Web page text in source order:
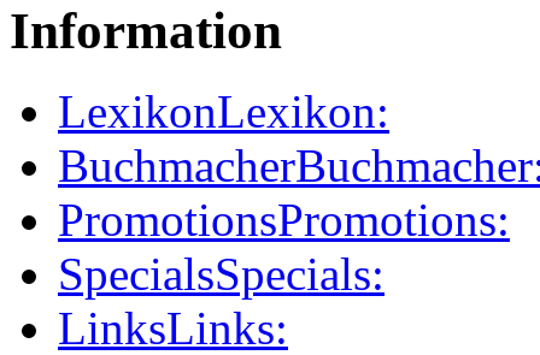
Information
LexikonLexikon:
Buchmacher
PromotionsPromotions:
SpecialsSpecials:
LinksLinks: